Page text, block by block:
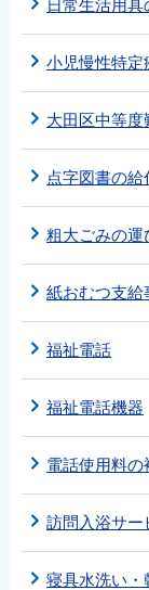
日常生活用具
小児慢性特定
大田区中等度
点字図書の給
粗大ごみの運
紙おむつ支給
福祉電話
福祉電話機器
電話使用料の
訪問入浴サー
寝具水洗い・